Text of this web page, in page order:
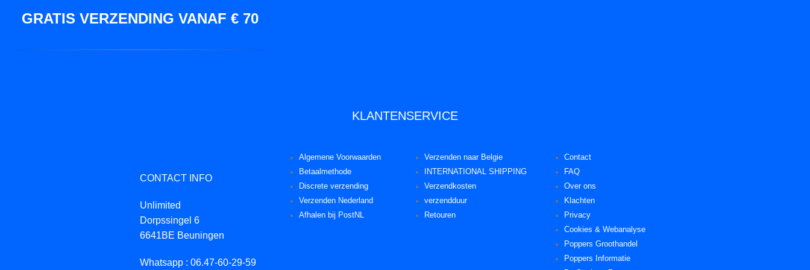
GRATIS VERZENDING VANAF € 70
KLANTENSERVICE
CONTACT INFO
Unlimited
Dorpssingel 6
6641BE Beuningen
Whatsapp : 06.47-60-29-59
Algemene Voorwaarden
Betaalmethode
Discrete verzending
Verzenden Nederland
Afhalen bij PostNL
Verzenden naar Belgie
INTERNATIONAL SHIPPING
Verzendkosten
verzendduur
Retouren
Contact
FAQ
Over ons
Klachten
Privacy
Cookies & Webanalyse
Poppers Groothandel
Poppers Informatie